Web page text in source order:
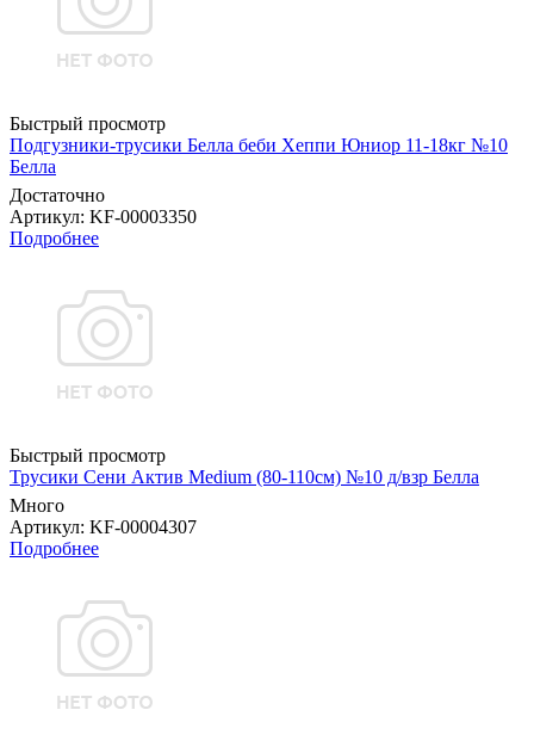
Быстрый просмотр
Подгузники-трусики Белла беби Хеппи Юниор 11-18кг №10
Белла
Достаточно
Артикул: KF-00003350
Подробнее
Быстрый просмотр
Трусики Сени Актив Medium (80-110см) №10 д/взр Белла
Много
Артикул: KF-00004307
Подробнее